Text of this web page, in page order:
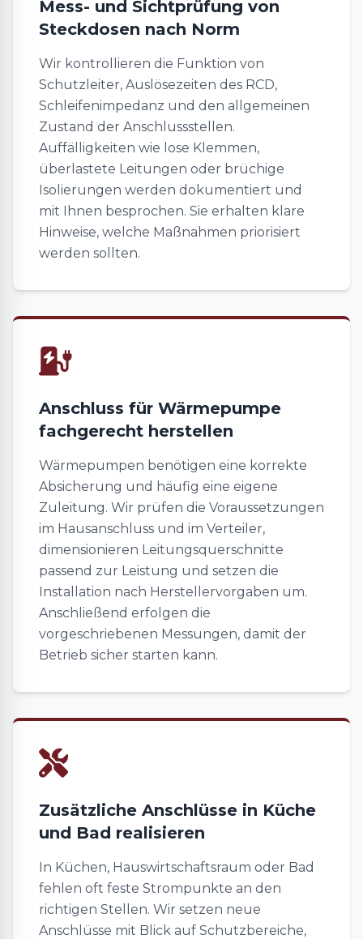
Mess- und Sichtprüfung von
Steckdosen nach Norm
Wir kontrollieren die Funktion von
Schutzleiter, Auslösezeiten des RCD,
Schleifenimpedanz und den allgemeinen
Zustand der Anschlussstellen.
Auffälligkeiten wie lose Klemmen,
überlastete Leitungen oder brüchige
Isolierungen werden dokumentiert und
mit Ihnen besprochen. Sie erhalten klare
Hinweise, welche Maßnahmen priorisiert
werden sollten.
Anschluss für Wärmepumpe
fachgerecht herstellen
Wärmepumpen benötigen eine korrekte
Absicherung und häufig eine eigene
Zuleitung. Wir prüfen die Voraussetzungen
im Hausanschluss und im Verteiler,
dimensionieren Leitungsquerschnitte
passend zur Leistung und setzen die
Installation nach Herstellervorgaben um.
Anschließend erfolgen die
vorgeschriebenen Messungen, damit der
Betrieb sicher starten kann.
Zusätzliche Anschlüsse in Küche
und Bad realisieren
In Küchen, Hauswirtschaftsraum oder Bad
fehlen oft feste Strompunkte an den
richtigen Stellen. Wir setzen neue
Anschlüsse mit Blick auf Schutzbereiche,